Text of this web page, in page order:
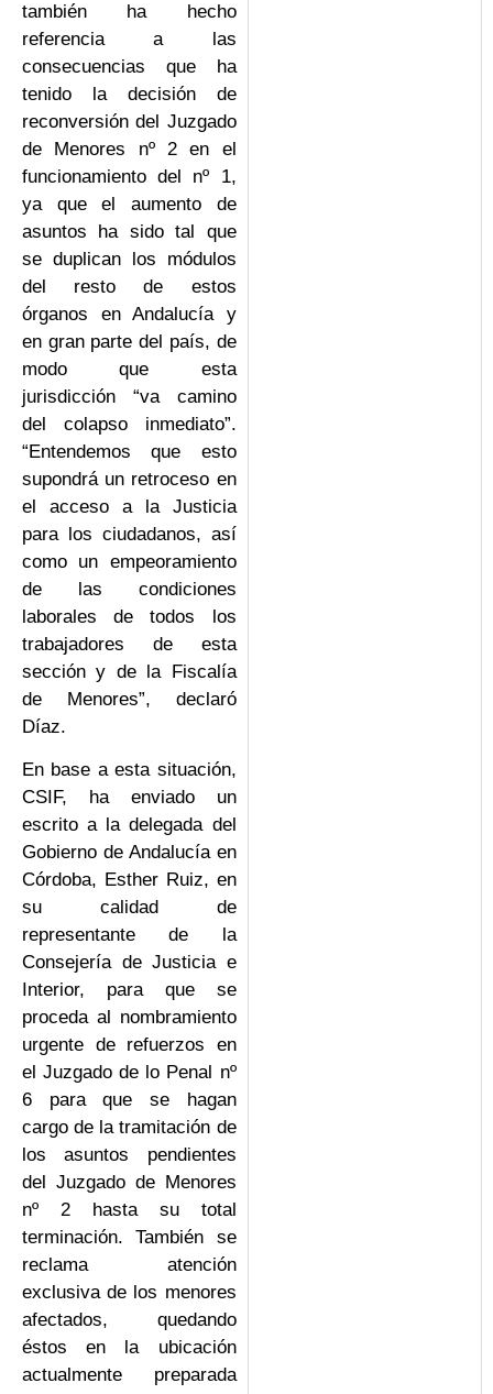
también ha hecho
referencia a las
consecuencias que ha
tenido la decisión de
reconversión del Juzgado
de Menores nº 2 en el
funcionamiento del nº 1,
ya que el aumento de
asuntos ha sido tal que
se duplican los módulos
del resto de estos
órganos en Andalucía y
en gran parte del país, de
modo que esta
jurisdicción “va camino
del colapso inmediato”.
“Entendemos que esto
supondrá un retroceso en
el acceso a la Justicia
para los ciudadanos, así
como un empeoramiento
de las condiciones
laborales de todos los
trabajadores de esta
sección y de la Fiscalía
de Menores”, declaró
Díaz.
En base a esta situación,
CSIF, ha enviado un
escrito a la delegada del
Gobierno de Andalucía en
Córdoba, Esther Ruiz, en
su calidad de
representante de la
Consejería de Justicia e
Interior, para que se
proceda al nombramiento
urgente de refuerzos en
el Juzgado de lo Penal nº
6 para que se hagan
cargo de la tramitación de
los asuntos pendientes
del Juzgado de Menores
nº 2 hasta su total
terminación. También se
reclama atención
exclusiva de los menores
afectados, quedando
éstos en la ubicación
actualmente preparada